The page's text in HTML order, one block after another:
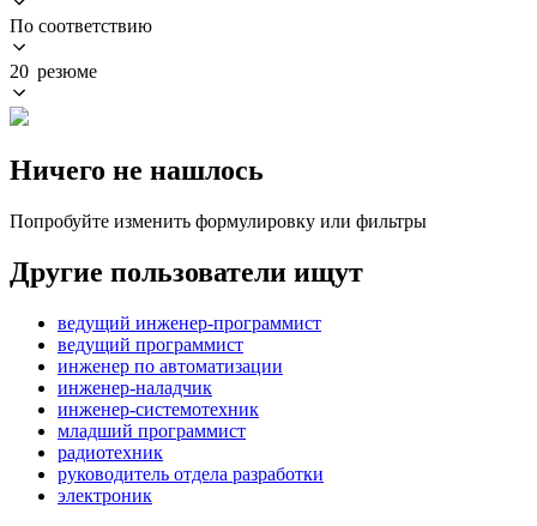
По соответствию
20 резюме
Ничего не нашлось
Попробуйте изменить формулировку или фильтры
Другие пользователи ищут
ведущий инженер-программист
ведущий программист
инженер по автоматизации
инженер-наладчик
инженер-системотехник
младший программист
радиотехник
руководитель отдела разработки
электроник